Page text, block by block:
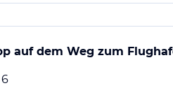
auf dem Weg zum